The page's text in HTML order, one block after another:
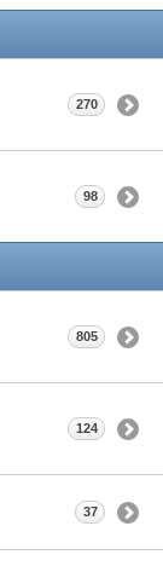
270
98
805
124
37